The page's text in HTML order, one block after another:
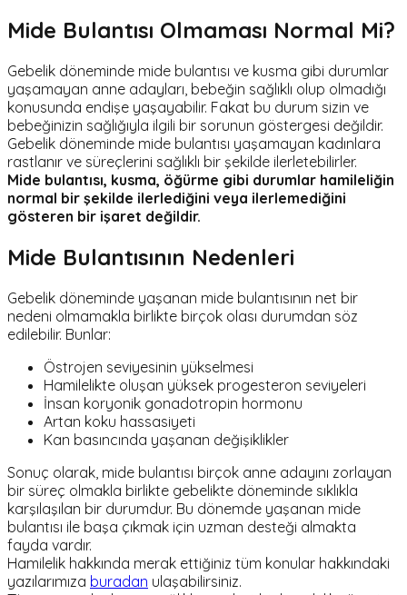
Mide Bulantısı Olmaması Normal Mi?
Gebelik döneminde mide bulantısı ve kusma gibi durumlar
yaşamayan anne adayları, bebeğin sağlıklı olup olmadığı
konusunda endişe yaşayabilir. Fakat bu durum sizin ve
bebeğinizin sağlığıyla ilgili bir sorunun göstergesi değildir.
Gebelik döneminde mide bulantısı yaşamayan kadınlara
rastlanır ve süreçlerini sağlıklı bir şekilde ilerletebilirler.
Mide bulantısı, kusma, öğürme gibi durumlar hamileliğin
normal bir şekilde ilerlediğini veya ilerlemediğini
gösteren bir işaret değildir.
Mide Bulantısının Nedenleri
Gebelik döneminde yaşanan mide bulantısının net bir
nedeni olmamakla birlikte birçok olası durumdan söz
edilebilir. Bunlar:
Östrojen seviyesinin yükselmesi
Hamilelikte oluşan yüksek progesteron seviyeleri
İnsan koryonik gonadotropin hormonu
Artan koku hassasiyeti
Kan basıncında yaşanan değişiklikler
Sonuç olarak, mide bulantısı birçok anne adayını zorlayan
bir süreç olmakla birlikte gebelikte döneminde sıklıkla
karşılaşılan bir durumdur. Bu dönemde yaşanan mide
bulantısı ile başa çıkmak için uzman desteği almakta
fayda vardır.
Hamilelik hakkında merak ettiğiniz tüm konular hakkındaki
yazılarımıza buradan ulaşabilirsiniz.